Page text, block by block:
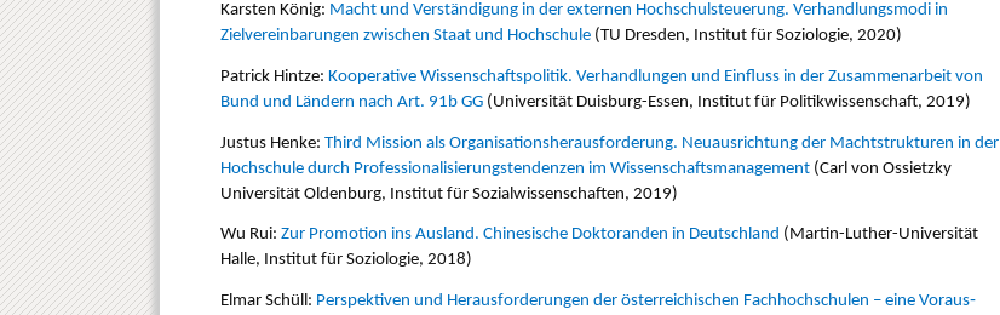
Karsten König: Macht und Verständigung in der externen Hochschulsteuerung. Verhandlungs­modi in
Zielvereinbarungen zwischen Staat und Hochschule (TU Dresden, Institut für Soziologie, 2020)
Patrick Hintze: Kooperative Wissenschaftspolitik. Verhandlungen und Einfluss in der Zusammenarbeit von
Bund und Ländern nach Art. 91b GG (Univer­sität Duisburg-Essen, Institut für Politikwissenschaft, 2019)
Justus Henke: Third Mission als Organisationsherausforderung. Neuausrichtung der Machtstrukturen in der
Hochschule durch Professionalisierungstendenzen im Wissenschaftsmanagement (Carl von Ossietzky
Universität Oldenburg, Institut für Sozialwissenschaften, 2019)
Wu Rui: Zur Promotion ins Ausland. Chinesische Dok­toranden in Deutschland (Martin-Luther-Universität
Halle, Institut für Soziologie, 2018)
Elmar Schüll: Per­spektiven und Herausforderungen der ös­ter­reichischen Fachhochschulen – eine Vor­aus­